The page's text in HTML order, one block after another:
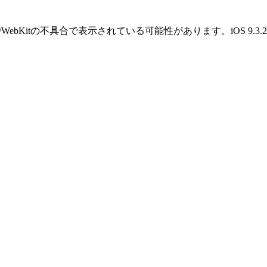
の不具合で表示されている可能性があります。iOS